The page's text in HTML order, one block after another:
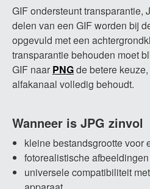
GIF ondersteunt transparantie,
delen van een GIF worden bij
opgevuld met een
transparantie behouden moet
GIF naarPNGde betere
alfakanaal volledig behoudt.
Wanneer is JPG zinvol
kleine bestandsgrootte voor
fotorealistische
universele compatibiliteit